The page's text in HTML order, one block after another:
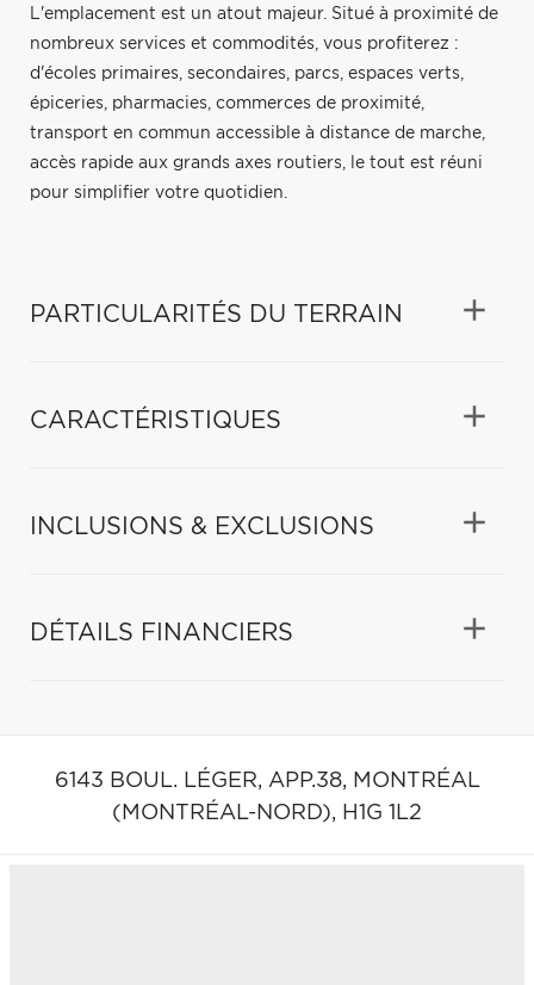
L'emplacement est un atout majeur. Situé à proximité de
nombreux services et commodités, vous profiterez :
d'écoles primaires, secondaires, parcs, espaces verts,
épiceries, pharmacies, commerces de proximité,
transport en commun accessible à distance de marche,
accès rapide aux grands axes routiers, le tout est réuni
pour simplifier votre quotidien.
PARTICULARITÉS DU TERRAIN
CARACTÉRISTIQUES
INCLUSIONS & EXCLUSIONS
DÉTAILS FINANCIERS
6143 BOUL. LÉGER, APP.38, MONTRÉAL
(MONTRÉAL-NORD), H1G 1L2